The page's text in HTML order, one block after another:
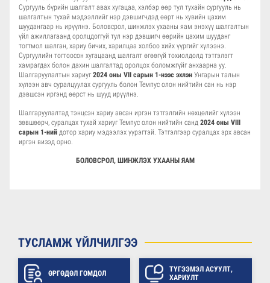
Сургууль бүрийн шалгалт авах хугацаа, хэлбэр өөр тул тухайн сургууль нь
шалгалтын тухай мэдээллийг нэр дэвшигчдэд өөрт нь хувийн цахим
шуудангаар нь ирүүлнэ. Боловсрол, шинжлэх ухааны яам энэхүү шалгалтын
үйл ажиллагаанд оролцдоггүй тул нэр дэвшигч өөрийн цахим шууданг
тогтмол шалган, хариу бичих, харилцаа холбоо хийх үүргийг хүлээнэ.
Сургуулийн тогтоосон хугацаанд шалгалт өгөөгүй тохиолдолд тэтгэлэгт
хамрагдах болон дахин шалгалтад оролцох боломжгүйг анхаарна уу.
Шалгаруулалтын хариуг 2024 оны VII сарын 1-нээс эхлэн Унгарын талын
хүлээн авч суралцуулах сургууль болон Темпус олон нийтийн сан нь нэр
дэвшсэн иргэнд өөрст нь шууд ирүүлнэ.
Шалгаруулалтад тэнцсэн хариу авсан иргэн тэтгэлгийн нөхцөлийг хүлээн
зөвшөөрч, суралцах тухай хариуг Темпус олон нийтийн санд 2024 оны VIII
сарын 1-ний дотор хариу мэдээлэх үүрэгтэй. Тэтгэлгээр суралцах эрх авсан
иргэн визэд орно.
БОЛОВСРОЛ, ШИНЖЛЭХ УХААНЫ ЯАМ
ТУСЛАМЖ ҮЙЛЧИЛГЭЭ
ӨРГӨДӨЛ ГОМДОЛ
ТҮГЭЭМЭЛ АСУУЛТ,
ХАРИУЛТ